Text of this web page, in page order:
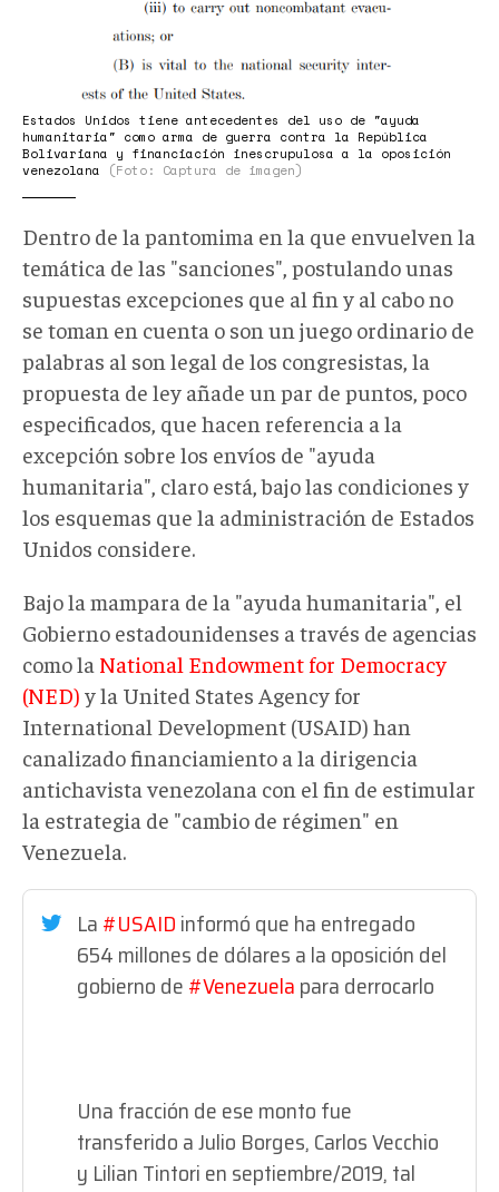
Estados Unidos tiene antecedentes del uso de "ayuda
humanitaria" como arma de guerra contra la República
Bolivariana y financiación inescrupulosa a la oposición
venezolana
(Foto: Captura de imagen)
Dentro de la pantomima en la que envuelven la
temática de las "sanciones", postulando unas
supuestas excepciones que al fin y al cabo no
se toman en cuenta o son un juego ordinario de
palabras al son legal de los congresistas, la
propuesta de ley añade un par de puntos, poco
especificados, que hacen referencia a la
excepción sobre los envíos de "ayuda
humanitaria", claro está, bajo las condiciones y
los esquemas que la administración de Estados
Unidos considere.
Bajo la mampara de la "ayuda humanitaria", el
Gobierno estadounidenses a través de agencias
como la National Endowment for Democracy
(NED) y la United States Agency for
International Development (USAID) han
canalizado financiamiento a la dirigencia
antichavista venezolana con el fin de estimular
la estrategia de "cambio de régimen" en
Venezuela.
La#USAIDinformó que ha entregado
654 millones de dólares a la oposición del
gobierno de#Venezuelapara derrocarlo
Una fracción de ese monto fue
transferido a Julio Borges, Carlos Vecchio
y Lilian Tintori en septiembre/2019, tal